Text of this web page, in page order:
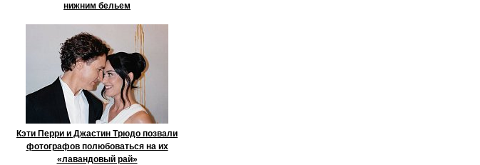
нижним бельем
Кэти Перри и Джастин Трюдо позвали
фотографов полюбоваться на их
«лавандовый рай»